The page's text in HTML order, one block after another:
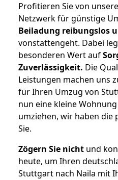
Profitieren Sie von
Netzwerk für günstige
Beiladung reibungslos
vonstattengeht. Dabei
besonderen Wert auf
Zuverlässigkeit. Die
Leistungen machen uns
für Ihren Umzug von
nun eine kleine
umziehen, wir haben die
Sie.
Zögern Sie nicht und
heute, um Ihren
Stuttgart nach Naila mit